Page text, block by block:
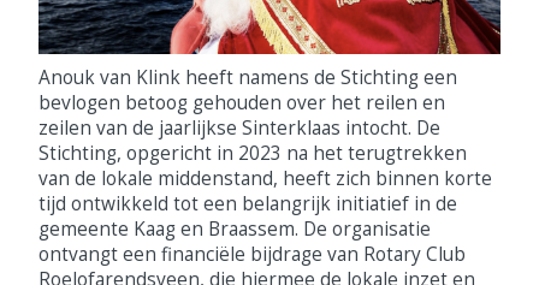
Anouk van Klink heeft namens de Stichting een
bevlogen betoog gehouden over het reilen en
zeilen van de jaarlijkse Sinterklaas intocht. De
Stichting, opgericht in 2023 na het terugtrekken
van de lokale middenstand, heeft zich binnen korte
tijd ontwikkeld tot een belangrijk initiatief in de
gemeente Kaag en Braassem. De organisatie
ontvangt een financiële bijdrage van Rotary Club
Roelofarendsveen, die hiermee de lokale inzet en